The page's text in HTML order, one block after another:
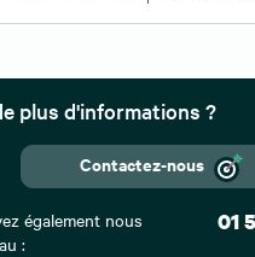
plus d'informations ?
Contactez-nous
également nous
:
01